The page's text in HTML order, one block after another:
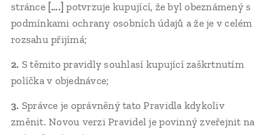
stránce [….] potvrzuje kupující, že byl obeznámený s
podmínkami ochrany osobních údajů a že je v celém
rozsahu přijímá;
2. S těmito pravidly souhlasí kupující zaškrtnutím
políčka v objednávce;
3. Správce je oprávněný tato Pravidla kdykoliv
změnit. Novou verzi Pravidel je povinný zveřejnit na